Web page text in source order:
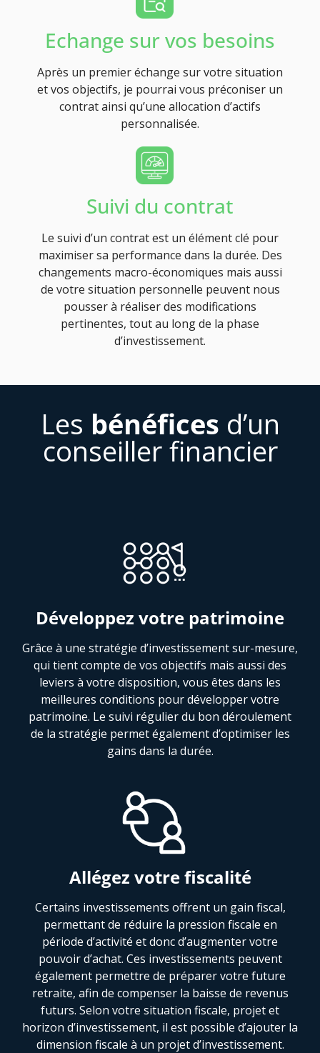
Echange sur vos besoins
Après un premier échange sur votre situation
et vos objectifs, je pourrai vous préconiser un
contrat ainsi qu’une allocation d’actifs
personnalisée.
Suivi du contrat
Le suivi d’un contrat est un élément clé pour
maximiser sa performance dans la durée. Des
changements macro-économiques mais aussi
de votre situation personnelle peuvent nous
pousser à réaliser des modifications
pertinentes, tout au long de la phase
d’investissement.
Les bénéfices d’un
conseiller financier
Développez votre patrimoine
Grâce à une stratégie d’investissement sur-mesure,
qui tient compte de vos objectifs mais aussi des
leviers à votre disposition, vous êtes dans les
meilleures conditions pour développer votre
patrimoine. Le suivi régulier du bon déroulement
de la stratégie permet également d’optimiser les
gains dans la durée.
Allégez votre fiscalité
Certains investissements offrent un gain fiscal,
permettant de réduire la pression fiscale en
période d’activité et donc d’augmenter votre
pouvoir d’achat. Ces investissements peuvent
également permettre de préparer votre future
retraite, afin de compenser la baisse de revenus
futurs. Selon votre situation fiscale, projet et
horizon d’investissement, il est possible d’ajouter la
dimension fiscale à un projet d’investissement.